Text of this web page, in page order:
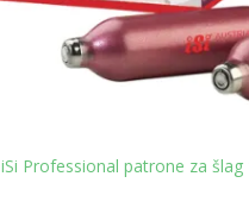
iSi Professional patrone za šlag